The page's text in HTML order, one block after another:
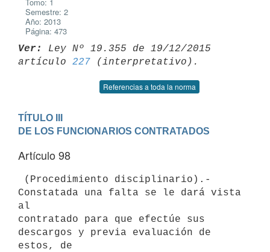
Semestre: 2
Año: 2013
Página: 473
Ver:
Ley Nº 19.355 de 19/12/2015
artículo 227
Referencias a toda la norma
TÍTULO III
DE LOS FUNCIONARIOS CONTRATADOS
Artículo 98
Constatada una falta se le dará vista
al
contratado para que efectúe sus
descargos y previa evaluación de
estos, de